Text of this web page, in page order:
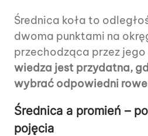
Średnica koła to
dwoma punktami na
przechodząca przez jego
wiedza jest przydatna,
wybrać odpowiedni
Średnica a promień –
pojęcia